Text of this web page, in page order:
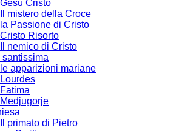
Gesù Cristo
Il mistero della Croce
la Passione di Cristo
Cristo Risorto
Il nemico di Cristo
santissima
le apparizioni mariane
Lourdes
Fatima
Medjugorje
Il primato di Pietro